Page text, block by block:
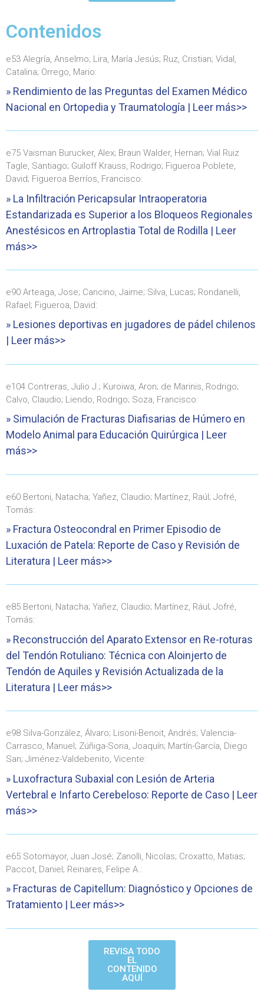
Contenidos
e53 Alegría, Anselmo; Lira, María Jesús; Ruz, Cristian; Vidal,
Catalina; Orrego, Mario:
» Rendimiento de las Preguntas del Examen Médico
Nacional en Ortopedia y Traumatología | Leer más>>
e75 Vaisman Burucker, Alex; Braun Walder, Hernan; Vial Ruiz
Tagle, Santiago; Guiloff Krauss, Rodrigo; Figueroa Poblete,
David; Figueroa Berríos, Francisco:
» La Infiltración Pericapsular Intraoperatoria
Estandarizada es Superior a los Bloqueos Regionales
Anestésicos en Artroplastia Total de Rodilla | Leer
más>>
e90 Arteaga, Jose; Cancino, Jaime; Silva, Lucas; Rondanelli,
Rafael; Figueroa, David:
» Lesiones deportivas en jugadores de pádel chilenos
| Leer más>>
e104 Contreras, Julio J.; Kuroiwa, Aron; de Marinis, Rodrigo;
Calvo, Claudio; Liendo, Rodrigo; Soza, Francisco:
» Simulación de Fracturas Diafisarias de Húmero en
Modelo Animal para Educación Quirúrgica | Leer
más>>
e60 Bertoni, Natacha; Yañez, Claudio; Martínez, Raúl; Jofré,
Tomás:
» Fractura Osteocondral en Primer Episodio de
Luxación de Patela: Reporte de Caso y Revisión de
Literatura | Leer más>>
e85 Bertoni, Natacha; Yañez, Claudio; Martínez, Rául; Jofré,
Tomás:
» Reconstrucción del Aparato Extensor en Re-roturas
del Tendón Rotuliano: Técnica con Aloinjerto de
Tendón de Aquiles y Revisión Actualizada de la
Literatura | Leer más>>
e98 Silva-González, Álvaro; Lisoni-Benoit, Andrés; Valencia-
Carrasco, Manuel; Zúñiga-Soria, Joaquín; Martín-García, Diego
San; Jiménez-Valdebenito, Vicente:
» Luxofractura Subaxial con Lesión de Arteria
Vertebral e Infarto Cerebeloso: Reporte de Caso | Leer
más>>
e65 Sotomayor, Juan José; Zanolli, Nicolas; Croxatto, Matias;
Paccot, Daniel; Reinares, Felipe A.:
» Fracturas de Capitellum: Diagnóstico y Opciones de
Tratamiento | Leer más>>
REVISA TODO
EL
CONTENIDO
AQUÍ